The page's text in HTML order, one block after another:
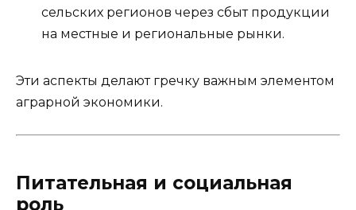
сельских регионов через сбыт продукции
на местные и региональные рынки.
Эти аспекты делают гречку важным элементом
аграрной экономики.
Питательная и социальная
роль